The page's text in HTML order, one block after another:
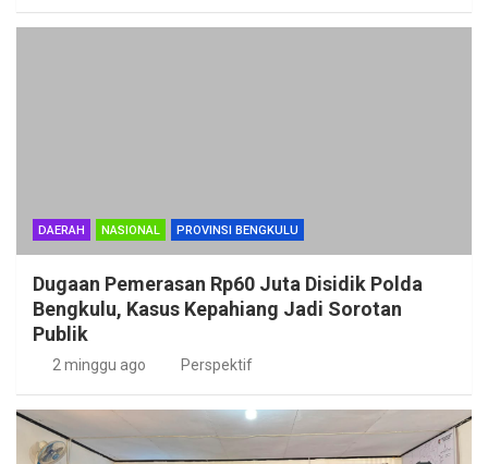
DAERAH NASIONAL PROVINSI BENGKULU
Dugaan Pemerasan Rp60 Juta Disidik Polda
Bengkulu, Kasus Kepahiang Jadi Sorotan
Publik
2 minggu ago Perspektif